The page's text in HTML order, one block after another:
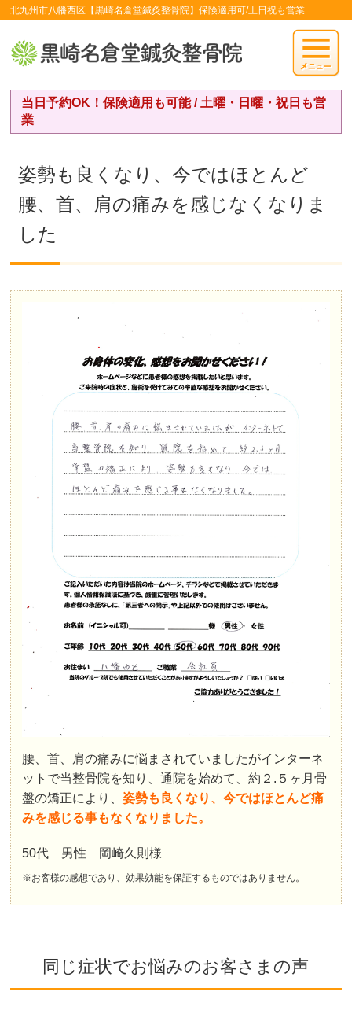
北九州市八幡西区【黒崎名倉堂鍼灸整骨院】保険適用可/土日祝も営業
当日予約OK！保険適用も可能 / 土曜・日曜・祝日も営
業
姿勢も良くなり、今ではほとんど
腰、首、肩の痛みを感じなくなりま
した
腰、首、肩の痛みに悩まされていましたがインターネ
ットで当整骨院を知り、通院を始めて、約２.５ヶ月骨
盤の矯正により、姿勢も良くなり、今ではほとんど痛
みを感じる事もなくなりました。
50代 男性 岡崎久則様
※お客様の感想であり、効果効能を保証するものではありません。
同じ症状でお悩みのお客さまの声